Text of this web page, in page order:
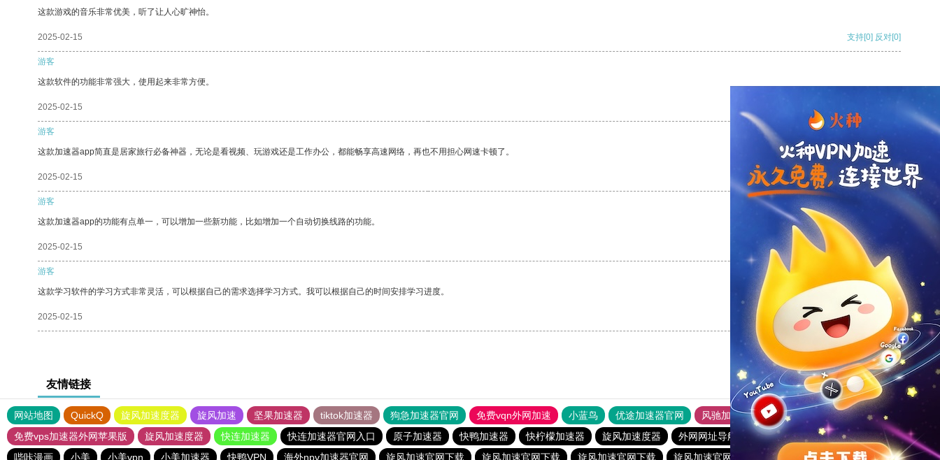
这款游戏的音乐非常优美，听了让人心旷神怡。
2025-02-15 支持[0] 反对[0]
游客
这款软件的功能非常强大，使用起来非常方便。
2025-02-15
游客
这款加速器app简直是居家旅行必备神器，无论是看视频、玩游戏还是工作办公，都能畅享高速网络，再也不用担心网速卡顿了。
2025-02-15 支持 [0] 反对[0]
游客
这款加速器app的功能有点单一，可以增加一些新功能，比如增加一个自动切换线路的功能。
2025-02-15 支持[0] 反对
游客
这款学习软件的学习方式非常灵活，可以根据自己的需求选择学习方式。我可以根据自己的时间安排学习进度。
2025-02-15 支持[0] 反对[0]
友情链接
网站地图 QuickQ 旋风加速度器 旋风加速 坚果加速器 tiktok加速器 狗急加速器官网 免费vqn外网加速 小蓝鸟 优途加速器官网 风驰加速器
旋风加速器
免费vps加速器外网苹果版
旋风加速度器 快连加速器 快连加速器官网入口 原子加速器 快鸭加速器 快柠檬加速器 旋风加速度器 外网网址导航 软件中心 雷霆加速
狂飙加速器
哔咔漫画
小美 小美vpn 小美加速器 快鸭VPN 海外npv加速器官网 旋风加速官网下载 旋风加速官网下载 旋风加速官网下载 旋风加速官网下载